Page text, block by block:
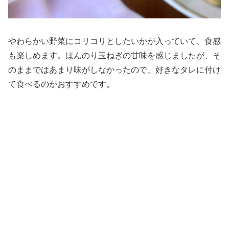
やわらかい野菜にコリコリとしたいかが入っていて、食感
も楽しめます。ほんのり玉ねぎの甘味を感じましたが、そ
のままではあまり味がしなかったので、好きなタレに付け
て食べるのがおすすめです。